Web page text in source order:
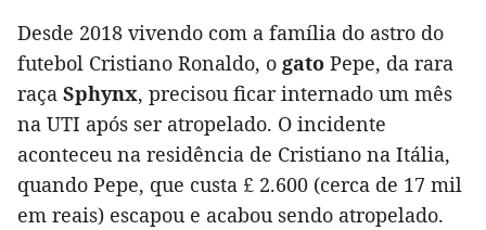
Desde 2018 vivendo com a família do astro do
futebol Cristiano Ronaldo, o gato Pepe, da rara
raça Sphynx, precisou ficar internado um mês
na UTI após ser atropelado. O incidente
aconteceu na residência de Cristiano na Itália,
quando Pepe, que custa £ 2.600 (cerca de 17 mil
em reais) escapou e acabou sendo atropelado.